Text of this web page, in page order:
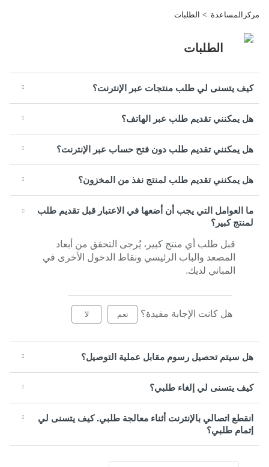
مركزالمساعدة الطلبات
الطلبات
كيف يتسنى لي طلب منتجات عبر الإنترنت؟
هل يمكنني تقديم طلب عبر الهاتف؟
هل يمكنني تقديم طلب دون فتح حساب عبر الإنترنت؟
هل يمكنني تقديم طلب لمنتج نفذ من المخزون؟
ما العوامل التي يجب أن أضعها في الاعتبار قبل تقديم طلب
لمنتج كبير؟
قبل طلب أي منتج كبير، يُرجى التحقق من أبعاد
المصعد والباب الرئيسي ونقاط الدخول الأخرى في
المباني لديك.
هل كانت الإجابة مفيدة؟ نعم لا
هل سيتم تحصيل رسوم مقابل عملية التوصيل؟
كيف يتسنى لي إلغاء طلبي؟
انقطع اتصالي بالإنترنت أثناء معالجة طلبي. كيف يتسنى لي
إتمام طلبي؟